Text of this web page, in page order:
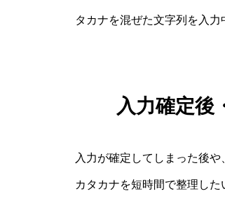
タカナを混ぜた文字列を入
入力確定後
入力が確定してしまった後
カタカナを短時間で整理し